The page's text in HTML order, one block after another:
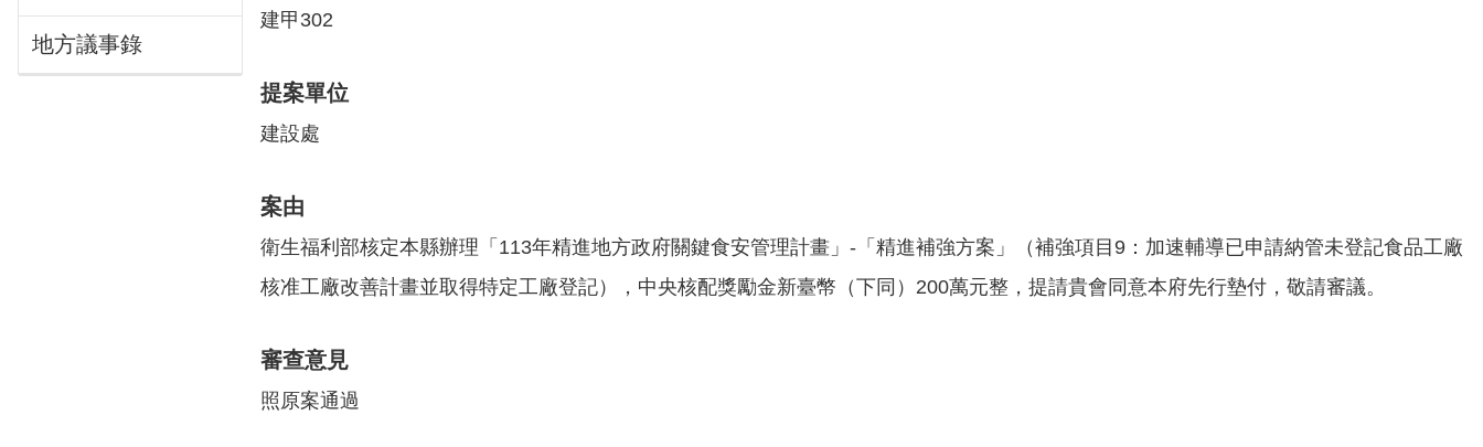
地方議事錄
建甲302
提案單位
建設處
案由
衛生福利部核定本縣辦理「113年精進地方政府關鍵食安管理計畫」-「精進補強方案」（補強項目9：加速輔導已申請納管未登記食品工廠
核准工廠改善計畫並取得特定工廠登記），中央核配獎勵金新臺幣（下同）200萬元整，提請貴會同意本府先行墊付，敬請審議。
審查意見
照原案通過